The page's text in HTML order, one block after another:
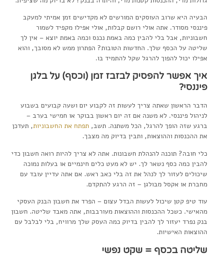
הבעיה היא שרוב העוסקים המורשים לא מקדישים זמן אמיתי למעקב
פיננסי מסודר. אתה אולי רושם קבלות, אולי אפילו מקפיד לשמור
חשבוניות, אבל בלי להבין כמה באמת נכנס וכמה באמת יוצא – אין לך
שליטה על הכסף שלך. החדשות הטובות? הפתרון ממש לא מסובך, והוא
אפילו יכול להפוך להרגל שקל להתמיד בו.
איך אפשר להפסיק לבזבז זמן (וכסף) על בלגן
פיננסי?
הדבר הראשון שאתה צריך לעשות זה לקבוע יום ושעה קבועים בשבוע
לניהול פיננסי. לא משנה אם זה יום ראשון בבוקר או חמישי בערב –
ברגע שזה הופך להרגל, הכל משתנה. תשב,תפתח את החשבוניות, תעדכן
את ההכנסות וההוצאות, ותבין בדיוק מה מצבך.
כלי חובה? תוכנה להנהלת חשבונות. אתה לא צריך להיות רואה חשבון כדי
להבין כמה כסף נשאר לך. יש לא מעט כלים חינמיים או בעלות נמוכה
שיכולים לעזור לך לנהל את זה בלי כאב ראש. אם אתה עדיין עובד עם
מחברת או אקסל מבולגן – זה הרגע להתקדם.
עוד טיפ קטן שיכול לעשות הבדל עצום – הפרד את חשבון הבנק העסקי
מהאישי. כשכל ההכנסות וההוצאות מעורבבות, אתה מאבד שליטה. חשבון
בנק נפרד יעזור לך להבין בדיוק כמה העסק שלך מרוויח, בלי לבלבל עם
ההוצאות האישיות.
שליטה בכסף = שקט נפשי